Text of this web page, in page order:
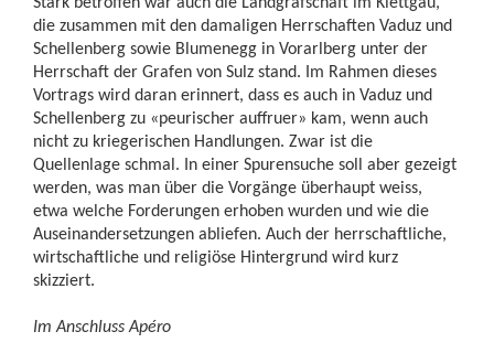
die zusammen mit den damaligen Herrschaften Vaduz und
Schellenberg sowie Blumenegg in Vorarlberg unter der
Herrschaft der Grafen von Sulz stand. Im Rahmen dieses
Vortrags wird daran erinnert, dass es auch in Vaduz und
Schellenberg zu «peurischer auffruer» kam, wenn auch
nicht zu kriegerischen Handlungen. Zwar ist die
Quellenlage schmal. In einer Spurensuche soll aber gezeigt
werden, was man über die Vorgänge überhaupt weiss,
etwa welche Forderungen erhoben wurden und wie die
Auseinandersetzungen abliefen. Auch der herrschaftliche,
wirtschaftliche und religiöse Hintergrund wird kurz
skizziert.
Im Anschluss Apéro